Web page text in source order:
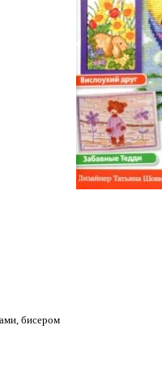
бисером